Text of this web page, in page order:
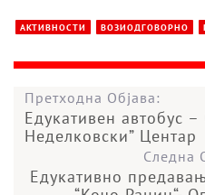
АКТИВНОСТИ ВОЗИОДГОВОРНО
Претходна Објава:
Едукативен автобус
Неделковски” Центар
Следна
Едукативно